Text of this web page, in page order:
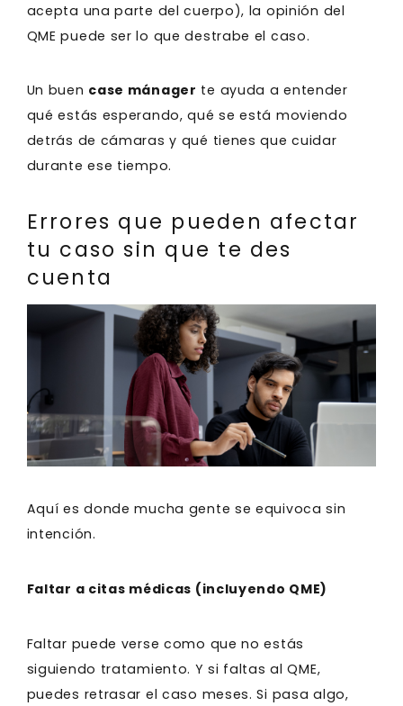
acepta una parte del cuerpo), la opinión del
QME puede ser lo que destrabe el caso.
Un buen case mánager te ayuda a entender
qué estás esperando, qué se está moviendo
detrás de cámaras y qué tienes que cuidar
durante ese tiempo.
Errores que pueden afectar
tu caso sin que te des
cuenta
Aquí es donde mucha gente se equivoca sin
intención.
Faltar a citas médicas (incluyendo QME)
Faltar puede verse como que no estás
siguiendo tratamiento. Y si faltas al QME,
puedes retrasar el caso meses. Si pasa algo,